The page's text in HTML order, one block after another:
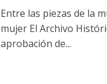
Entre las piezas de la
mujer El Archivo
aprobación de...